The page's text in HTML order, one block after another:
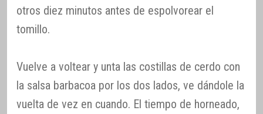
otros diez minutos antes de espolvorear el
tomillo.
Vuelve a voltear y unta las costillas de cerdo con
la salsa barbacoa por los dos lados, ve dándole la
vuelta de vez en cuando. El tiempo de horneado,